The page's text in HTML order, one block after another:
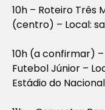
10h – Roteiro Três
(centro) – Local:
10h (a confirmar) –
Futebol Júnior –
Estádio do Nacional